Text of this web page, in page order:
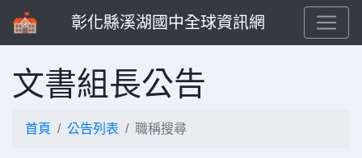
彰化縣溪湖國中全球資訊網
文書組長公告
首頁 公告列表 職稱搜尋